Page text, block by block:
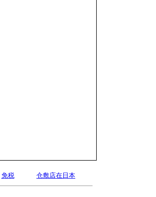
免税 仓敷店在日本